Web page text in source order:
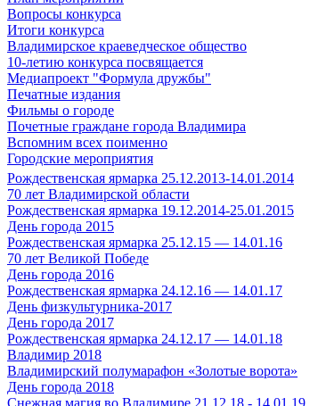
Вопросы конкурса
Итоги конкурса
Владимирское краеведческое общество
10-летию конкурса посвящается
Медиапроект "Формула дружбы"
Печатные издания
Фильмы о городе
Почетные граждане города Владимира
Вспомним всех поименно
Городские мероприятия
Рождественская ярмарка 25.12.2013-14.01.2014
70 лет Владимирской области
Рождественская ярмарка 19.12.2014-25.01.2015
День города 2015
Рождественская ярмарка 25.12.15 — 14.01.16
70 лет Великой Победе
День города 2016
Рождественская ярмарка 24.12.16 — 14.01.17
День физкультурника-2017
День города 2017
Рождественская ярмарка 24.12.17 — 14.01.18
Владимир 2018
Владимирский полумарафон «Золотые ворота»
День города 2018
Снежная магия во Владимире 21.12.18 - 14.01.19